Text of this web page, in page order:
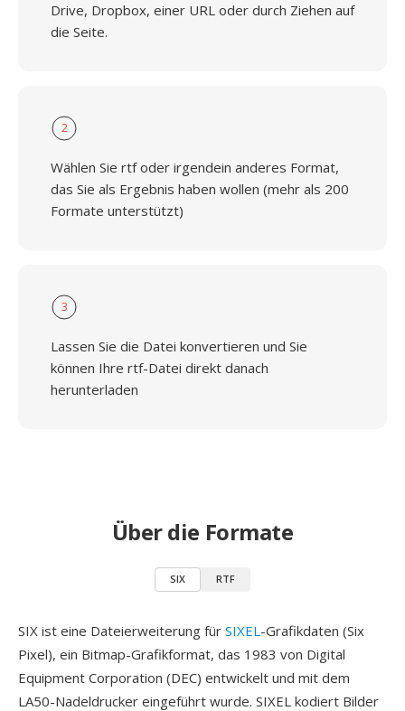
Drive, Dropbox, einer URL oder durch Ziehen auf
die Seite.
2
Wählen Sie rtf oder irgendein anderes Format,
das Sie als Ergebnis haben wollen (mehr als 200
Formate unterstützt)
3
Lassen Sie die Datei konvertieren und Sie
können Ihre rtf-Datei direkt danach
herunterladen
Über die Formate
SIX RTF
SIX ist eine Dateierweiterung für SIXEL-Grafikdaten (Six
Pixel), ein Bitmap-Grafikformat, das 1983 von Digital
Equipment Corporation (DEC) entwickelt und mit dem
LA50-Nadeldrucker eingeführt wurde. SIXEL kodiert Bilder